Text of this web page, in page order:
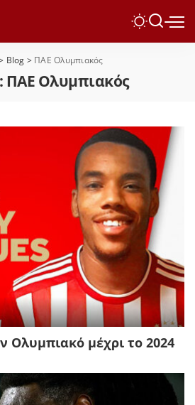
Blog > ΠΑΕ Ολυμπιακός
ΠΑΕ Ολυμπιακός
Ολυμπιακό μέχρι το 2024